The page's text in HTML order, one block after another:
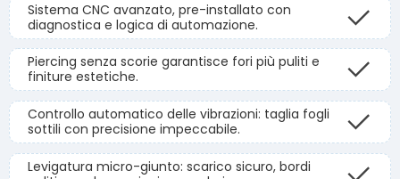
Sistema CNC avanzato, pre-installato con
diagnostica e logica di automazione.
Piercing senza scorie garantisce fori più puliti e
finiture estetiche.
Controllo automatico delle vibrazioni: taglia fogli
sottili con precisione impeccabile.
Levigatura micro-giunto: scarico sicuro, bordi